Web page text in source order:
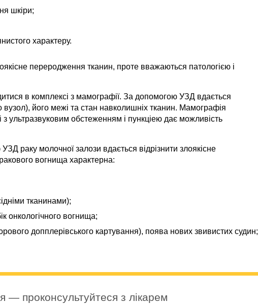
шкіри;
характеру.
переродження тканин, проте вважаються патологією і
в комплексі з мамографії. За допомогою УЗД вдається
вузол), його межі та стан навколишніх тканин. Мамографія
ультразвуковим обстеженням і пункціею дає можливість
раку молочної залози вдається відрізнити злоякісне
вогнища характерна:
тканинами);
онкологічного вогнища;
допплерівського картування), поява нових звивистих судин;
— проконсультуйтеся з лікарем